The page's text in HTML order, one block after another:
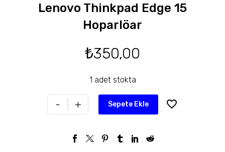
Lenovo Thinkpad Edge 15
Hoparlöar
₺350,00
1 adet stokta
- + Sepete Ekle